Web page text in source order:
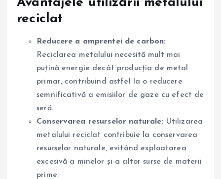
Avantajele utilizării metalului
reciclat
Reducere a amprentei de carbon:
Reciclarea metalului necesită mult mai
puțină energie decât producția de metal
primar, contribuind astfel la o reducere
semnificativă a emisiilor de gaze cu efect de
seră.
Conservarea resurselor naturale: Utilizarea
metalului reciclat contribuie la conservarea
resurselor naturale, evitând exploatarea
excesivă a minelor și a altor surse de materii
prime.